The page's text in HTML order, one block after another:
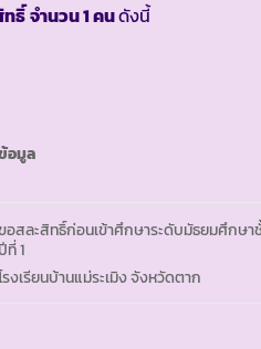
ทธิ์จำนวน 1 คนดังนี้
อมูล
อสละสิทธิ์ก่อนเข้าศึกษาระดับมัธยมศึกษา
ปีที่ 1
รงเรียนบ้านแม่ระเมิง จังหวัดตาก